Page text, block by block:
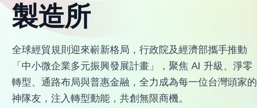
製造所
全球經貿規則迎來嶄新格局，行政院及經濟部攜手推動
「中小微企業多元振興發展計畫」，聚焦 AI 升級、淨零
轉型、通路布局與普惠金融，全力成為每一位台灣頭家的
神隊友，注入轉型動能，共創無限商機。